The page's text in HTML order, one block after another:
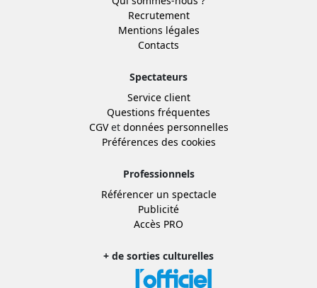
Recrutement
Mentions légales
Contacts
Spectateurs
Service client
Questions fréquentes
CGVet données personnelles
Préférences des cookies
Professionnels
Référencer un spectacle
Publicité
Accès PRO
+ de sorties culturelles